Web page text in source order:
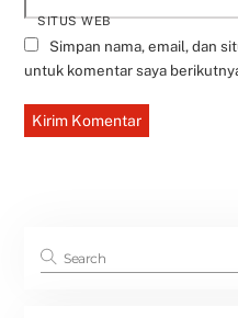
SITUS WEB
Simpan nama, email, dan
untuk komentar saya